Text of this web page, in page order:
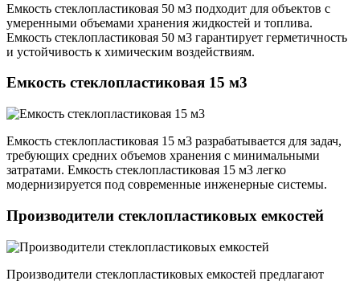
Емкость стеклопластиковая 50 м3 подходит для объектов с
умеренными объемами хранения жидкостей и топлива.
Емкость стеклопластиковая 50 м3 гарантирует герметичность
и устойчивость к химическим воздействиям.
Емкость стеклопластиковая 15 м3
Емкость стеклопластиковая 15 м3 разрабатывается для задач,
требующих средних объемов хранения с минимальными
затратами. Емкость стеклопластиковая 15 м3 легко
модернизируется под современные инженерные системы.
Производители стеклопластиковых емкостей
Производители стеклопластиковых емкостей предлагают